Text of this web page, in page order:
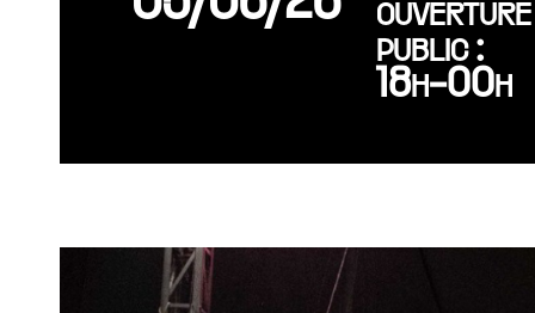
ouverture
public :
18h-00h